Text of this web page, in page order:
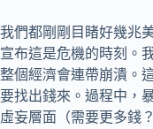
我們都剛剛目睹好幾兆
宣布這是危機的時刻。
整個經濟會連帶崩潰。
要找出錢來。過程中，
虛妄層面（需要更多錢